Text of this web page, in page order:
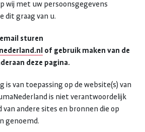
wij met uw persoonsgegevens
dit graag van u.
sturen
of gebruik maken van de
deze pagina.
is van toepassing op de website(s) van
is niet verantwoordelijk
van andere sites en bronnen die op
genoemd.